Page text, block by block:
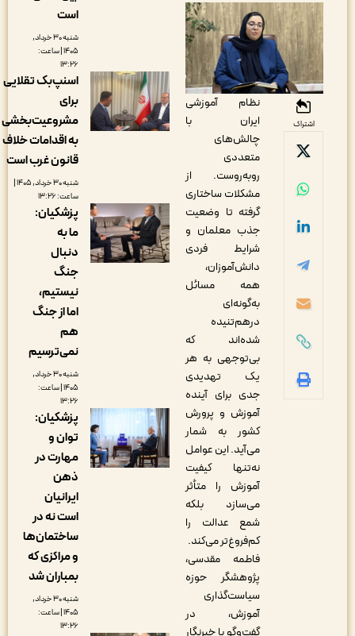
نظام آموزشی
ایران با
چالش‌های
متعددی
روبه‌روست. از
مشکلات ساختاری
گرفته تا وضعیت
جذب معلمان و
شرایط فردی
دانش‌آموزان،
همه مسائل
به‌گونه‌ای
درهم‌تنیده
شده‌اند که
بی‌توجهی به هر
یک تهدیدی
جدی برای آینده
آموزش و پرورش
کشور به شمار
می‌آید. این عوامل
نه‌تنها کیفیت
آموزش را متأثر
می‌سازد بلکه
شمع عدالت را
کم‌فروغ‌تر می‌کند.
فاطمه مقدسی،
پژوهشگر حوزه
سیاست‌گذاری
آموزش، در
شنبه ۳۰ خرداد,
۱۴۰۵ | ساعت:
اسنپ‌بک تقلایی
برای
مشروعیت‌بخشی
به اقدامات خلاف
قانون غرب است
شنبه ۳۰ خرداد, ۱۴۰۵ |
پزشکیان:
ما به
دنبال
نیستیم،
اما از جنگ
نمی‌ترسیم
شنبه ۳۰ خرداد,
۱۴۰۵ | ساعت:
پزشکیان:
توان و
مهارت در
است نه در
ساختمان‌ها
و مراکزی که
بمباران شد
شنبه ۳۰ خرداد,
۱۴۰۵ | ساعت: